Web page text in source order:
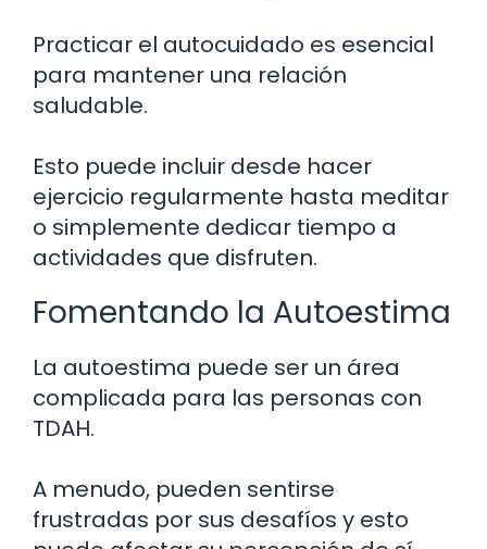
Practicar el autocuidado es esencial
para mantener una relación
saludable.
Esto puede incluir desde hacer
ejercicio regularmente hasta meditar
o simplemente dedicar tiempo a
actividades que disfruten.
Fomentando la Autoestima
La autoestima puede ser un área
complicada para las personas con
TDAH.
A menudo, pueden sentirse
frustradas por sus desafíos y esto